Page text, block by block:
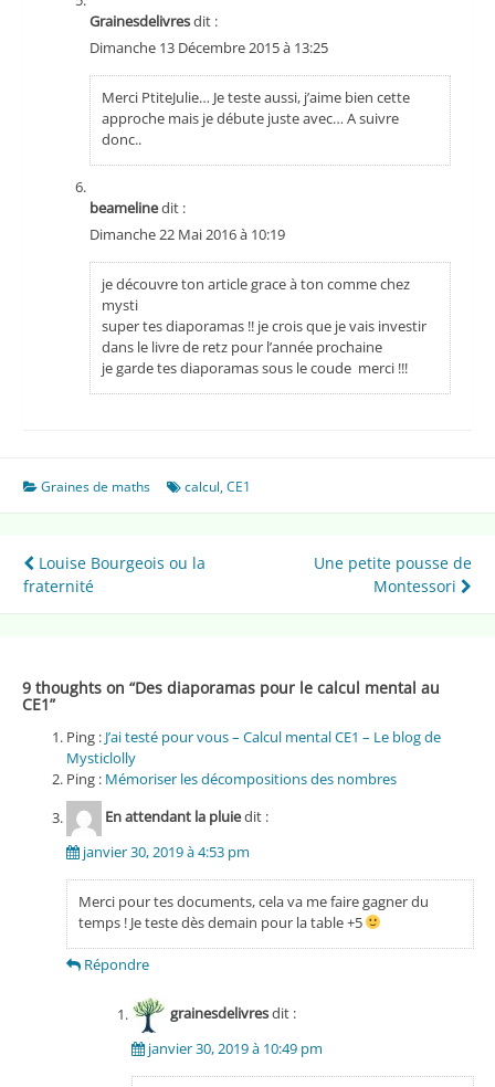
Grainesdelivresdit :
Dimanche 13 Décembre 2015 à 13:25
Merci PtiteJulie… Je teste aussi, j’aime bien cette
approche mais je débute juste avec… A suivre
donc..
beamelinedit :
Dimanche 22 Mai 2016 à 10:19
je découvre ton article grace à ton comme chez
mysti
super tes diaporamas !! je crois que je vais investir
dans le livre de retz pour l’année prochaine
je garde tes diaporamas sous le coude merci !!!
Graines de maths calcul,CE1
Navigation
de
Louise Bourgeois ou la
fraternité
Une petite pousse de
Montessori
9 thoughts on “Des diaporamas pour le calcul mental au
CE1”
Ping : J’ai testé pour vous – Calcul mental CE1 – Le blog de
Mysticlolly
Ping : Mémoriser les décompositions des nombres
En attendant la pluiedit :
janvier 30, 2019 à 4:53 pm
Merci pour tes documents, cela va me faire gagner du
temps ! Je teste dès demain pour la table +5
Répondre
grainesdelivresdit :
janvier 30, 2019 à 10:49 pm